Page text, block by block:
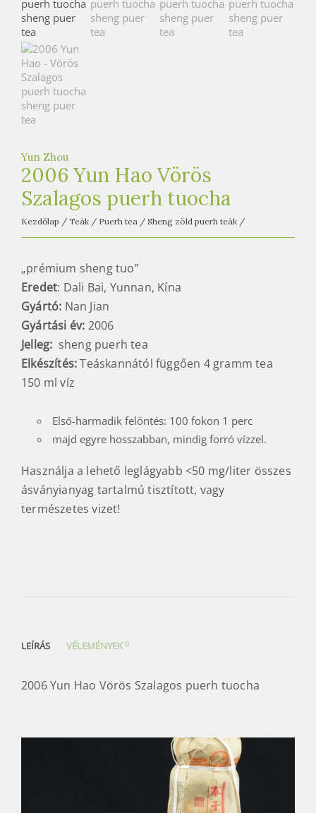
t
e
a
h
á
z
Yun Zhou
2006 Yun Hao Vörös
Szalagos puerh tuocha
Kezdőlap / Teák / Puerh tea / Sheng zöld puerh teák /
„prémium sheng tuo”
Eredet: Dali Bai, Yunnan, Kína
Gyártó: Nan Jian
Gyártási év: 2006
Jelleg: sheng puerh tea
Elkészítés:Teáskannától függően 4 gramm tea
150 ml víz
Első-harmadik felöntés: 100 fokon 1 perc
majd egyre hosszabban, mindig forró vízzel.
Használja a lehető leglágyabb <50 mg/liter összes
ásványianyag tartalmú tisztított, vagy
természetes vizet!
LEÍRÁS VÉLEMÉNYEK0
2006 Yun Hao Vörös Szalagos puerh tuocha